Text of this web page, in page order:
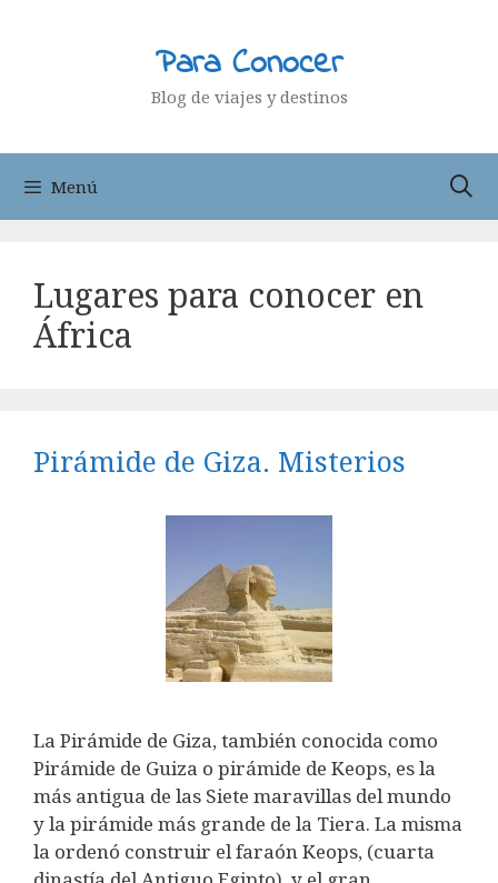
Para Conocer
Blog de viajes y destinos
Menú
Lugares para conocer en
África
Pirámide de Giza. Misterios
La Pirámide de Giza, también conocida como
Pirámide de Guiza o pirámide de Keops, es la
más antigua de las Siete maravillas del mundo
y la pirámide más grande de la Tiera. La misma
la ordenó construir el faraón Keops, (cuarta